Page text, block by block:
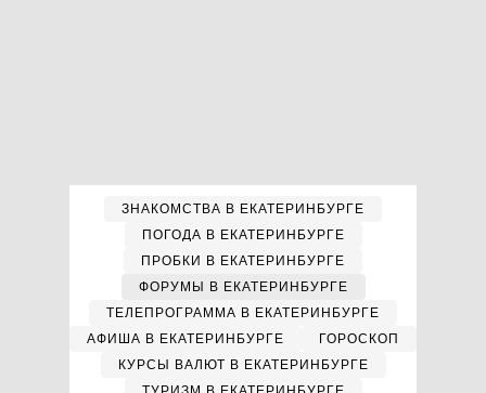
ЗНАКОМСТВА В ЕКАТЕРИНБУРГЕ
ПОГОДА В ЕКАТЕРИНБУРГЕ
ПРОБКИ В ЕКАТЕРИНБУРГЕ
ФОРУМЫ В ЕКАТЕРИНБУРГЕ
ТЕЛЕПРОГРАММА В ЕКАТЕРИНБУРГЕ
АФИША В ЕКАТЕРИНБУРГЕ
ГОРОСКОП
КУРСЫ ВАЛЮТ В ЕКАТЕРИНБУРГЕ